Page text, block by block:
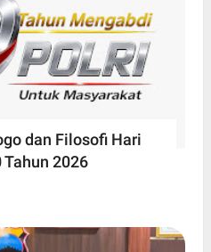
dan Filosofi Hari
Tahun 2026